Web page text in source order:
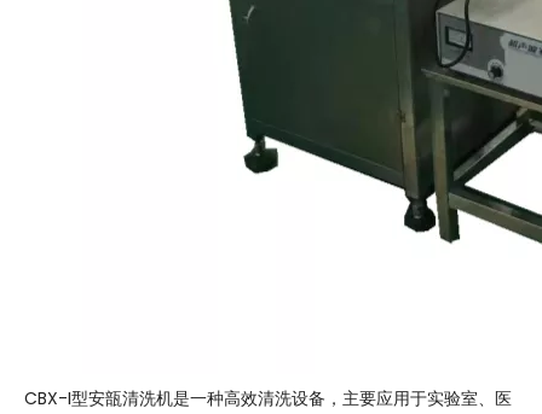
CBX-I型安瓿清洗机是一种高效清洗设备，主要应用于实验室、医